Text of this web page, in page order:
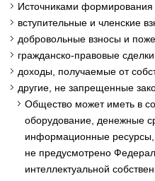
Источниками формирования
вступительные и членские
добровольные взносы и
гражданско-правовые
доходы, получаемые от
другие, не запрещенные
Общество может иметь в
оборудование, денежные
информационные
не предусмотрено
интеллектуальной